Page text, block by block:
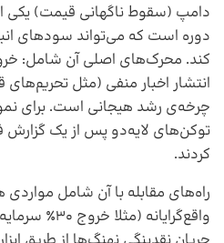
دامپ (سقوط ناگهانی قیمت) یکی
دوره است که می‌تواند سودهای
کند. محرک‌های اصلی آن شامل:
انتشار اخبار منفی (مثل تحریم‌های
کردند.
راه‌های مقابله با آن شامل